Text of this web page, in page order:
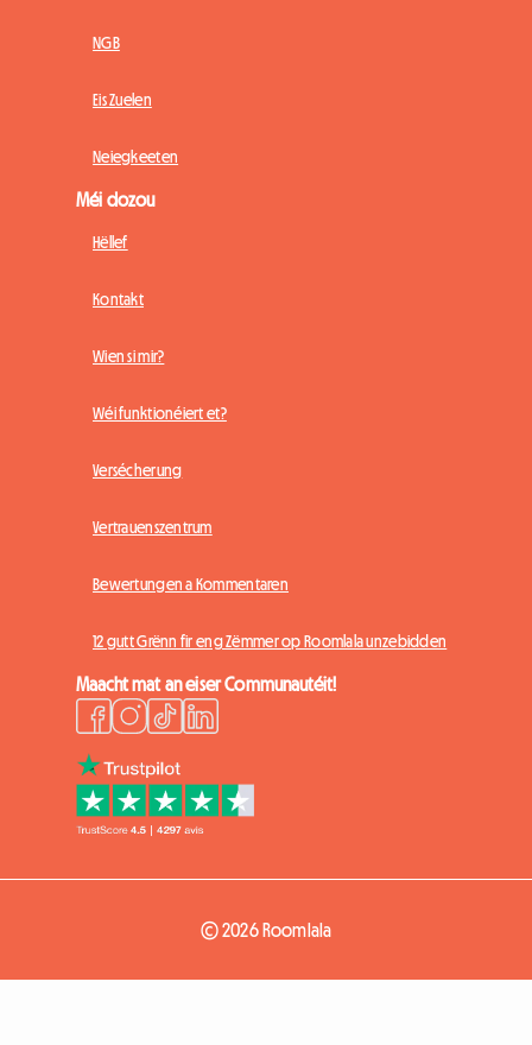
NGB
Eis Zuelen
Neiegkeeten
Méi dozou
Hëllef
Kontakt
Wien si mir?
Wéi funktionéiert et?
Versécherung
Vertrauenszentrum
Bewertungen a Kommentaren
12 gutt Grënn fir eng Zëmmer op Roomlala unzebidden
Maacht mat an eiser Communautéit!
© 2026 Roomlala